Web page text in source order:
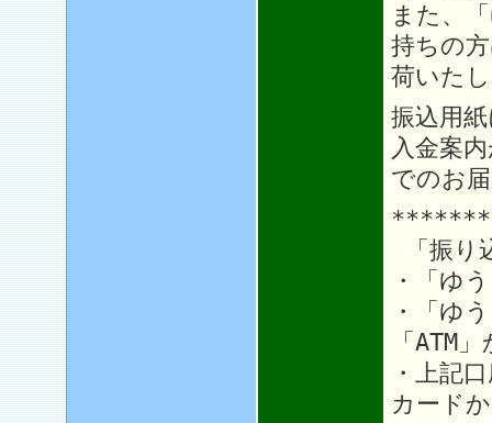
また、
持ちの
荷いた
振込用
入金案
でのお
「振り
・「ゆ
・「ゆ
「ATM
・上記
カード